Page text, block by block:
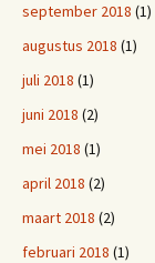
september 2018 (1)
augustus 2018 (1)
juli 2018 (1)
juni 2018 (2)
mei 2018 (1)
april 2018 (2)
maart 2018 (2)
februari 2018 (1)